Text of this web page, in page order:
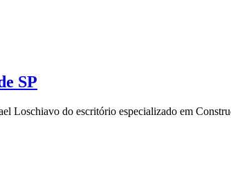
SP
Loschiavo do escritório especializado em